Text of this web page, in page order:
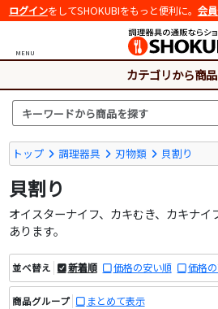
ログインをしてSHOKUBIをもっと便利に。 会
MENU
カテゴリから商
トップ 調理器具 刃物類 貝割り
貝割り
オイスターナイフ、カキむき、カキナイ
あります。
並べ替え 新着順 価格の安い順 価格
商品グループ まとめて表示